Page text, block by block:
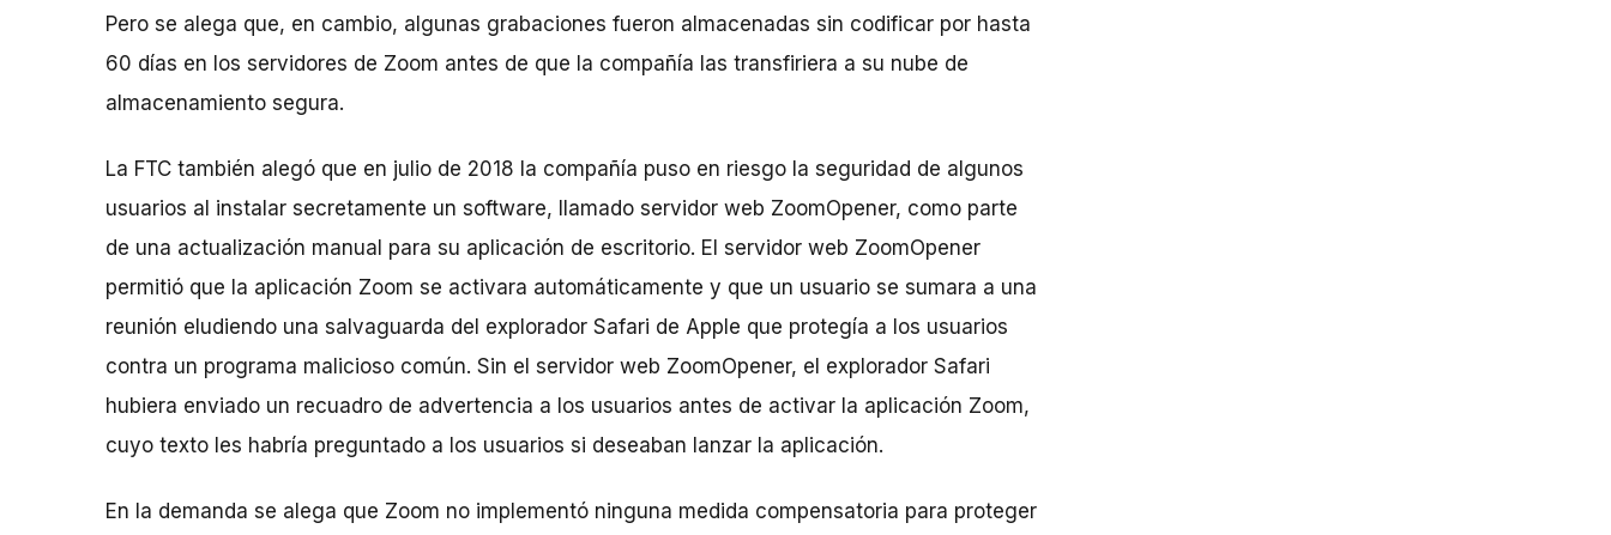
Pero se alega que, en cambio, algunas grabaciones fueron almacenadas sin codificar por hasta
60 días en los servidores de Zoom antes de que la compañía las transfiriera a su nube de
almacenamiento segura.
La FTC también alegó que en julio de 2018 la compañía puso en riesgo la seguridad de algunos
usuarios al instalar secretamente un software, llamado servidor web ZoomOpener, como parte
de una actualización manual para su aplicación de escritorio. El servidor web ZoomOpener
permitió que la aplicación Zoom se activara automáticamente y que un usuario se sumara a una
reunión eludiendo una salvaguarda del explorador Safari de Apple que protegía a los usuarios
contra un programa malicioso común. Sin el servidor web ZoomOpener, el explorador Safari
hubiera enviado un recuadro de advertencia a los usuarios antes de activar la aplicación Zoom,
cuyo texto les habría preguntado a los usuarios si deseaban lanzar la aplicación.
En la demanda se alega que Zoom no implementó ninguna medida compensatoria para proteger